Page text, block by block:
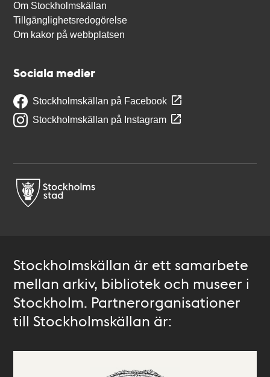
Om Stockholmskällan
Tillgänglighetsredogörelse
Om kakor på webbplatsen
Sociala medier
Stockholmskällan på Facebook
Stockholmskällan på Instagram
Stockholmskällan är ett samarbete
mellan arkiv, bibliotek och museer i
Stockholm. Partnerorganisationer
till Stockholmskällan är: